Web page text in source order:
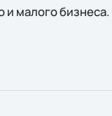
малого бизнеса.